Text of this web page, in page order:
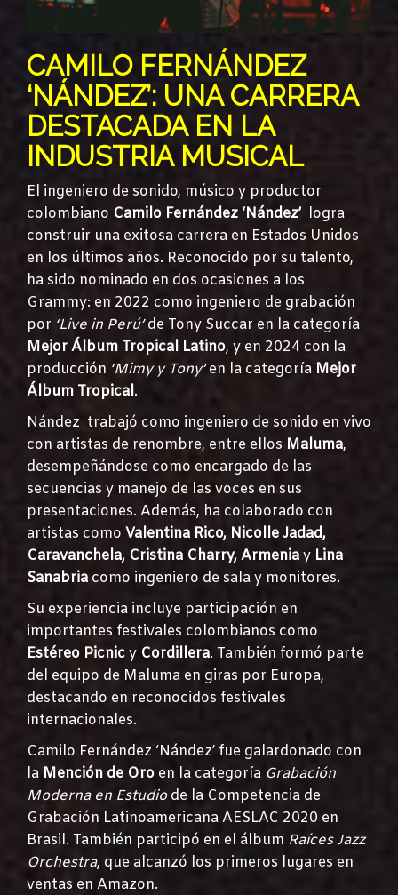
CAMILO FERNÁNDEZ
‘NÁNDEZ’: UNA CARRERA
DESTACADA EN LA
INDUSTRIA MUSICAL
El ingeniero de sonido, músico y productor
colombiano Camilo Fernández ‘Nández’ logra
construir una exitosa carrera en Estados Unidos
en los últimos años. Reconocido por su talento,
ha sido nominado en dos ocasiones a los
Grammy: en 2022 como ingeniero de grabación
por ‘Live in Perú’de Tony Succar en la categoría
Mejor Álbum Tropical Latino, y en 2024 con la
producción ‘Mimy y Tony’en la categoría Mejor
Álbum Tropical.
Nández trabajó como ingeniero de sonido en vivo
con artistas de renombre, entre ellos Maluma,
desempeñándose como encargado de las
secuencias y manejo de las voces en sus
presentaciones. Además, ha colaborado con
artistas como Valentina Rico, Nicolle Jadad,
Caravanchela, Cristina Charry, Armeniay Lina
Sanabria como ingeniero de sala y monitores.
Su experiencia incluye participación en
importantes festivales colombianos como
Estéreo Picnicy Cordillera. También formó parte
del equipo de Maluma en giras por Europa,
destacando en reconocidos festivales
internacionales.
Camilo Fernández ‘Nández’ fue galardonado con
la Mención de Oro en la categoría Grabación
Moderna en Estudiode la Competencia de
Grabación Latinoamericana AESLAC 2020 en
Brasil. También participó en el álbum Raíces Jazz
Orchestra, que alcanzó los primeros lugares en
ventas en Amazon.